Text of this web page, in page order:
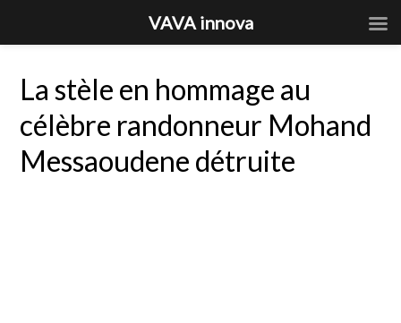
La stèle en hommage au
célèbre randonneur Mohand
Messaoudene détruite
VAVA innova